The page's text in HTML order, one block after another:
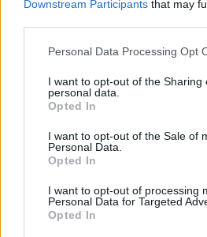
Downstream Participants that may
Personal Data Processing Opt
I want to opt-out of the Sharing
personal data.
Opted In
I want to opt-out of the Sale of
Personal Data.
Opted In
I want to opt-out of processing
Personal Data for Targeted
Opted In